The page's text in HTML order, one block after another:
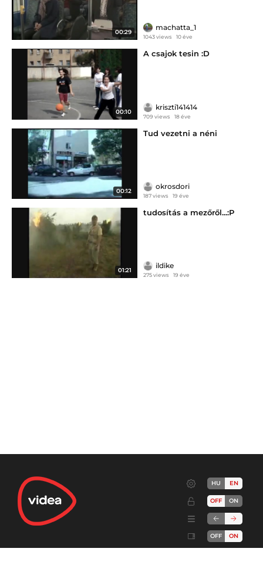
00:29
machatta_1
1043 views 10 éve
00:10
A csajok tesin :D
kriszti141414
709 views 18 éve
00:12
Tud vezetni a néni
okrosdori
187 views 19 éve
01:21
tudosítás a mezőről...:P
ildike
275 views 19 éve
HU EN
OFF ON
OFF ON